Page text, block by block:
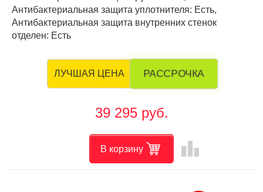
Антибактериальная защита уплотнителя: Есть,
Антибактериальная защита внутренних стенок
отделен: Есть
ЛУЧШАЯ ЦЕНА РАССРОЧКА
39 295 руб.
В корзину leaderboard